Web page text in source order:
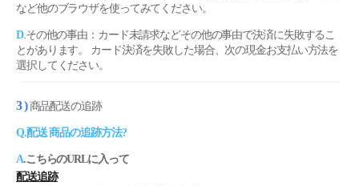
など他のブラウザを使ってみてください。
D.その他の事由：カード未請求などその他の事由で決済に失敗するこ
とがあります。 カード決済を失敗した場合、次の現金お支払い方法を
選択してください。
3 )商品配送の追跡
Q.配送 商品の追跡方法?
A.こちらのURLに入って
配送追跡